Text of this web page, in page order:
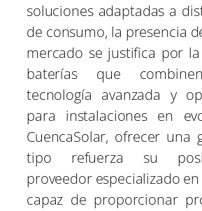
soluciones adaptadas a
de consumo, la presencia
mercado se justifica por
baterías que
tecnología avanzada y
para instalaciones en
CuencaSolar, ofrecer una
tipo refuerza su
proveedor especializado
capaz de proporcionar